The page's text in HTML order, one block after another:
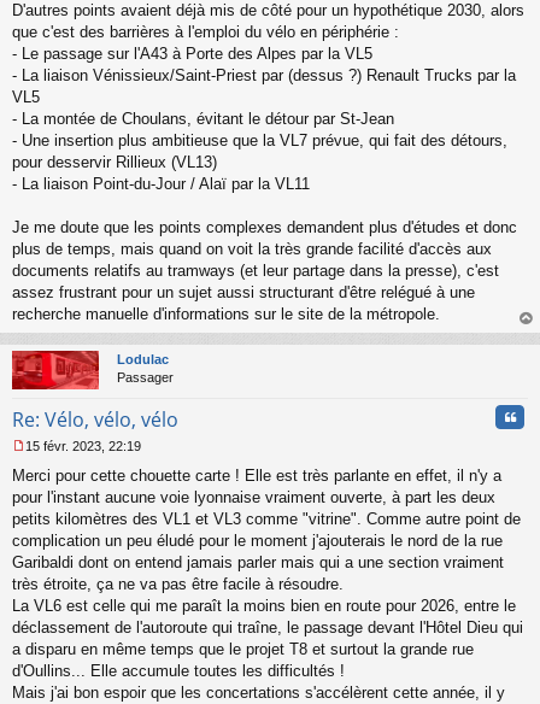
D'autres points avaient déjà mis de côté pour un hypothétique 2030, alors
que c'est des barrières à l'emploi du vélo en périphérie :
- Le passage sur l'A43 à Porte des Alpes par la VL5
- La liaison Vénissieux/Saint-Priest par (dessus ?) Renault Trucks par la
VL5
- La montée de Choulans, évitant le détour par St-Jean
- Une insertion plus ambitieuse que la VL7 prévue, qui fait des détours,
pour desservir Rillieux (VL13)
- La liaison Point-du-Jour / Alaï par la VL11
Je me doute que les points complexes demandent plus d'études et donc
plus de temps, mais quand on voit la très grande facilité d'accès aux
documents relatifs au tramways (et leur partage dans la presse), c'est
assez frustrant pour un sujet aussi structurant d'être relégué à une
recherche manuelle d'informations sur le site de la métropole.
au
Lodulac
Passager
Re: Vélo, vélo, vélo
e
s
s
g
e
n
o
n
u
15 févr. 2023, 22:19
Merci pour cette chouette carte ! Elle est très parlante en effet, il n'y a
pour l'instant aucune voie lyonnaise vraiment ouverte, à part les deux
petits kilomètres des VL1 et VL3 comme "vitrine". Comme autre point de
complication un peu éludé pour le moment j'ajouterais le nord de la rue
Garibaldi dont on entend jamais parler mais qui a une section vraiment
très étroite, ça ne va pas être facile à résoudre.
La VL6 est celle qui me paraît la moins bien en route pour 2026, entre le
déclassement de l'autoroute qui traîne, le passage devant l'Hôtel Dieu qui
a disparu en même temps que le projet T8 et surtout la grande rue
d'Oullins... Elle accumule toutes les difficultés !
Mais j'ai bon espoir que les concertations s'accélèrent cette année, il y